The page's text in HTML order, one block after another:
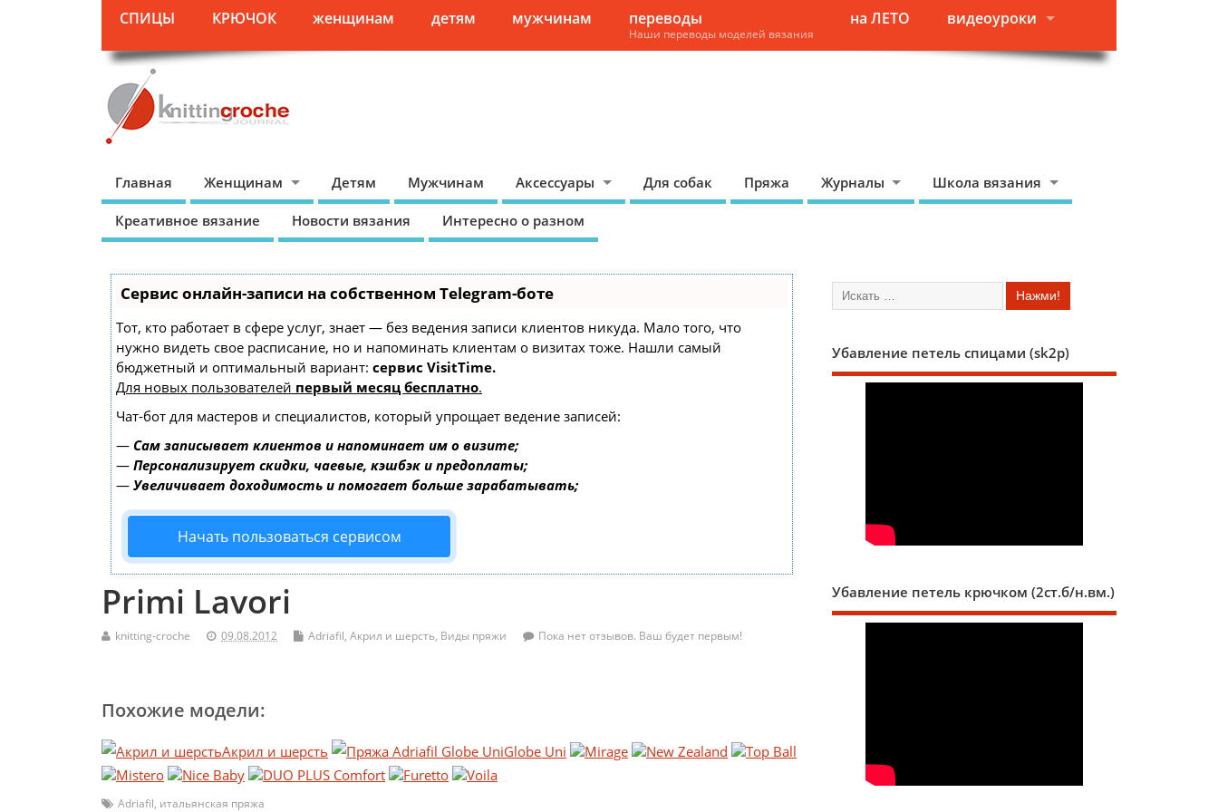
СПИЦЫ КРЮЧОК женщинам детям мужчинам переводы
Наши переводы моделей вязания
на ЛЕТО видеоуроки
Главная Женщинам Детям Мужчинам Аксессуары Для собак Пряжа Журналы Школа вязания
Креативное вязание Новости вязания Интересно о разном
Сервис онлайн-записи на собственном Telegram-боте
Тот, кто работает в сфере услуг, знает — без ведения записи клиентов никуда. Мало того, что
нужно видеть свое расписание, но и напоминать клиентам о визитах тоже. Нашли самый
бюджетный и оптимальный вариант: сервис VisitTime.
Для новых пользователей первый месяц бесплатно.
Чат-бот для мастеров и специалистов, который упрощает ведение записей:
— Сам записывает клиентов и напоминает им о визите;
— Персонализирует скидки, чаевые, кэшбэк и предоплаты;
— Увеличивает доходимость и помогает больше зарабатывать;
Начать пользоваться сервисом
Primi Lavori
knitting-croche 09.08.2012 Adriafil, Акрил и шерсть, Виды пряжи Пока нет отзывов. Ваш будет первым!
Похожие модели:
Акрил и шерсть Globe Uni Mirage New Zealand
Top Ball
Mistero
Nice Baby DUO PLUS Comfort Furetto Voila
Adriafil, итальянская пряжа
Убавление петель спицами (sk2p)
Убавление петель крючком (2ст.б/н.вм.)